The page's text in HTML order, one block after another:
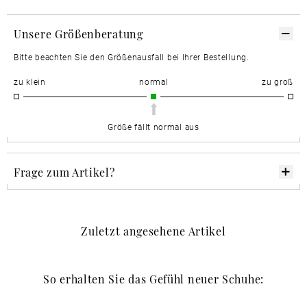
Unsere Größenberatung
Bitte beachten Sie den Größenausfall bei Ihrer Bestellung.
zu klein normal zu groß
Größe fällt normal aus
Frage zum Artikel?
Zuletzt angesehene Artikel
So erhalten Sie das Gefühl neuer Schuhe: